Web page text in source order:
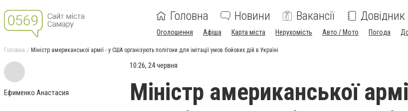
Головна Новини Вакансії Довідник
Оголошення Афіша Карта міста Нерухомість Авто / Мото Погода
Головна Міністр американської армії - у США організують полігони для імітації умов бойових дій в Україні
Ефименко Анастасия
10:26, 24 червня
Міністр американської